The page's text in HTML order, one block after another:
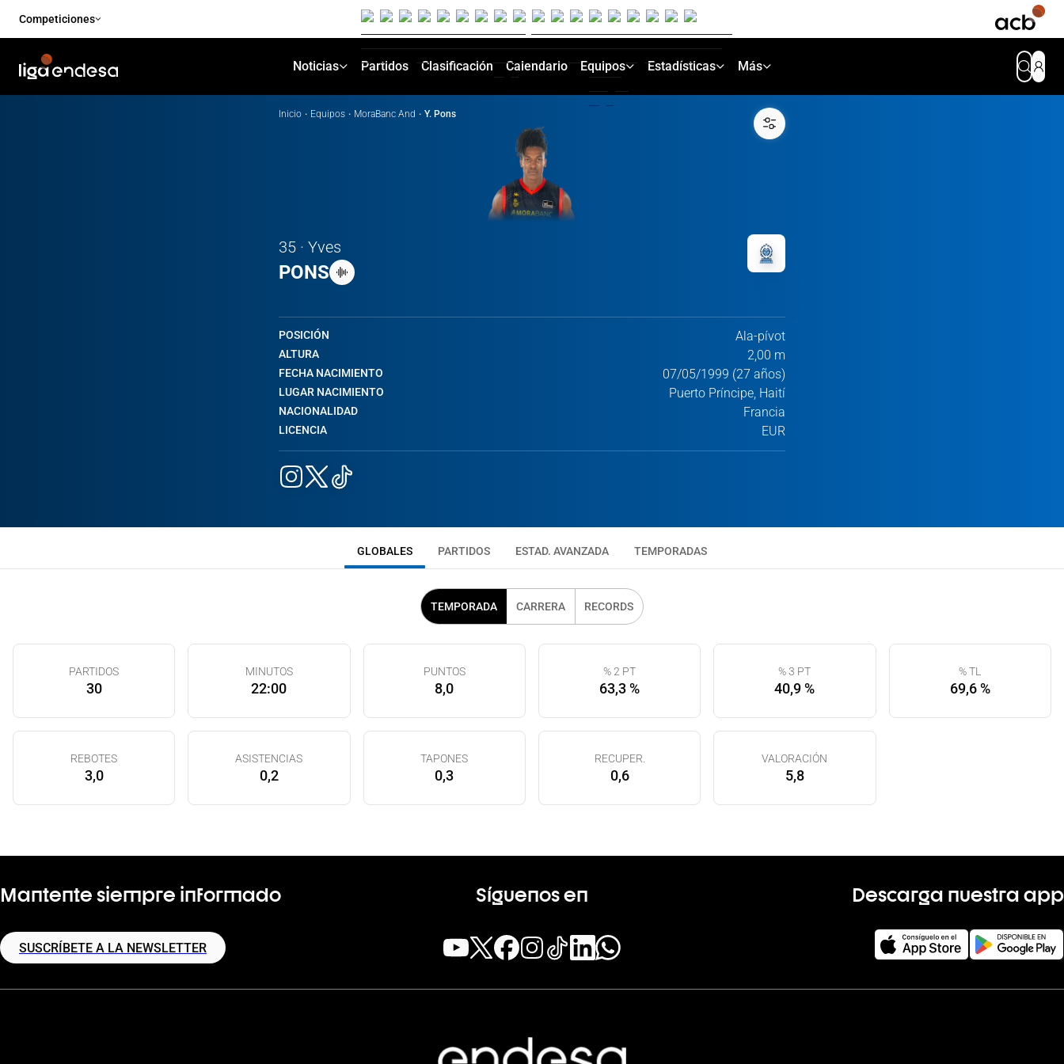
Competiciones
Noticias Partidos Clasificación Calendario Equipos Estadísticas Más
Inicio · Equipos · MoraBanc And · Y. Pons
35 · Yves
PONS
POSICIÓN Ala-pívot
ALTURA 2,00 m
FECHA NACIMIENTO 07/05/1999 (27 años)
LUGAR NACIMIENTO Puerto Príncipe, Haití
NACIONALIDAD Francia
LICENCIA EUR
GLOBALES PARTIDOS ESTAD. AVANZADA TEMPORADAS
TEMPORADA CARRERA RECORDS
PARTIDOS
30
MINUTOS
22:00
PUNTOS
8,0
% 2 PT
63,3 %
% 3 PT
40,9 %
% TL
69,6 %
REBOTES
3,0
ASISTENCIAS
0,2
TAPONES
0,3
RECUPER.
0,6
VALORACIÓN
5,8
Mantente siempre informado
SUSCRÍBETE A LA NEWSLETTER
Síguenos en Descarga nuestra app